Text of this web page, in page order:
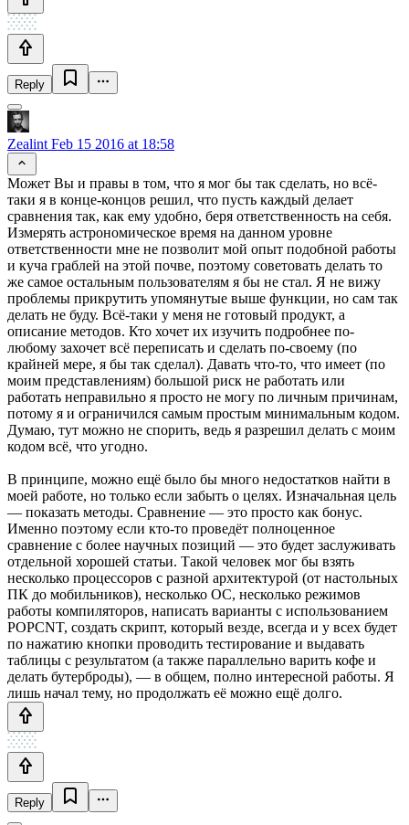
Reply
Zealint Feb 15 2016 at 18:58
Может Вы и правы в том, что я мог бы так сделать, но всё-
таки я в конце-концов решил, что пусть каждый делает
сравнения так, как ему удобно, беря ответственность на себя.
Измерять астрономическое время на данном уровне
ответственности мне не позволит мой опыт подобной работы
и куча граблей на этой почве, поэтому советовать делать то
же самое остальным пользователям я бы не стал. Я не вижу
проблемы прикрутить упомянутые выше функции, но сам так
делать не буду. Всё-таки у меня не готовый продукт, а
описание методов. Кто хочет их изучить подробнее по-
любому захочет всё переписать и сделать по-своему (по
крайней мере, я бы так сделал). Давать что-то, что имеет (по
моим представлениям) большой риск не работать или
работать неправильно я просто не могу по личным причинам,
потому я и ограничился самым простым минимальным кодом.
Думаю, тут можно не спорить, ведь я разрешил делать с моим
кодом всё, что угодно.
В принципе, можно ещё было бы много недостатков найти в
моей работе, но только если забыть о целях. Изначальная цель
— показать методы. Сравнение — это просто как бонус.
Именно поэтому если кто-то проведёт полноценное
сравнение с более научных позиций — это будет заслуживать
отдельной хорошей статьи. Такой человек мог бы взять
несколько процессоров с разной архитектурой (от настольных
ПК до мобильников), несколько ОС, несколько режимов
работы компиляторов, написать варианты с использованием
POPCNT, создать скрипт, который везде, всегда и у всех будет
по нажатию кнопки проводить тестирование и выдавать
таблицы с результатом (а также параллельно варить кофе и
делать бутерброды), — в общем, полно интересной работы. Я
лишь начал тему, но продолжать её можно ещё долго.
Reply